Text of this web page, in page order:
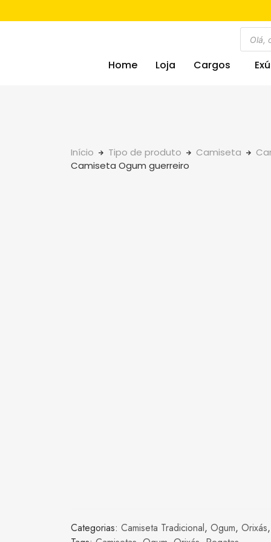
Home Loja Cargos
Início Tipo de produto Camiseta
Camiseta Ogum guerreiro
Categorias: Camiseta Tradicional, Ogum, Orixás,